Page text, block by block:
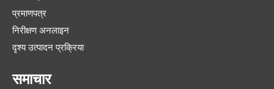
प्रमाणपत्र
निरीक्षण अनलाइन
दृश्य उत्पादन प्रक्रिया
समाचार